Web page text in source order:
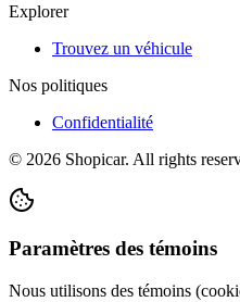
Explorer
Trouvez un véhicule
Nos politiques
Confidentialité
© 2026 Shopicar. All rights
Paramètres des témoins
Nous utilisons des témoins